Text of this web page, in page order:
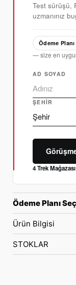
Test sürüşü,
uzmanınız
Ödeme Planı
— size en
AD SOYAD
ŞEHIR
4 Trek Mağazası
Ödeme Planı
Ürün Bilgisi
STOKLAR